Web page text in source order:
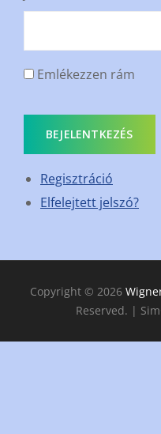
Emlékezzen rám
BEJELENTKEZÉS
Regisztráció
Elfelejtett jelszó?
Copyright © 2026
Reserved. |